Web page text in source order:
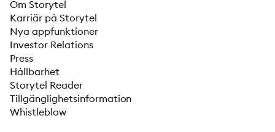
Om Storytel
Karriär på Storytel
Nya appfunktioner
Investor Relations
Press
Hållbarhet
Storytel Reader
Tillgänglighetsinformation
Whistleblow